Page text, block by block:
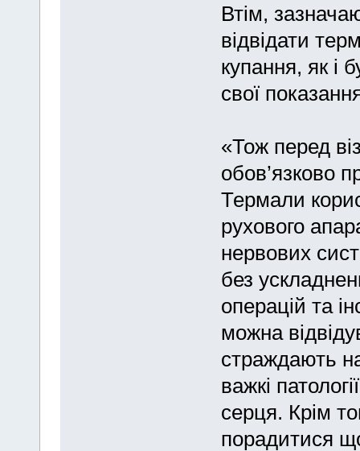
Втім,
відвідати
купання, як і
свої
«Тож перед
обов’язково
Термали
рухового
нервових
без
операцій та
можна
страждають
важкі
серця. Крім
порадитися